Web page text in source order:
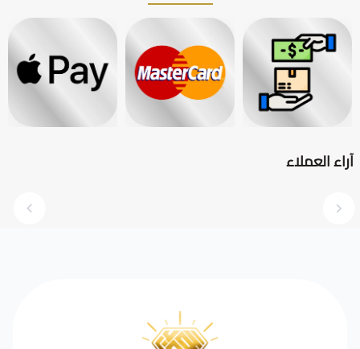
آراء العملاء